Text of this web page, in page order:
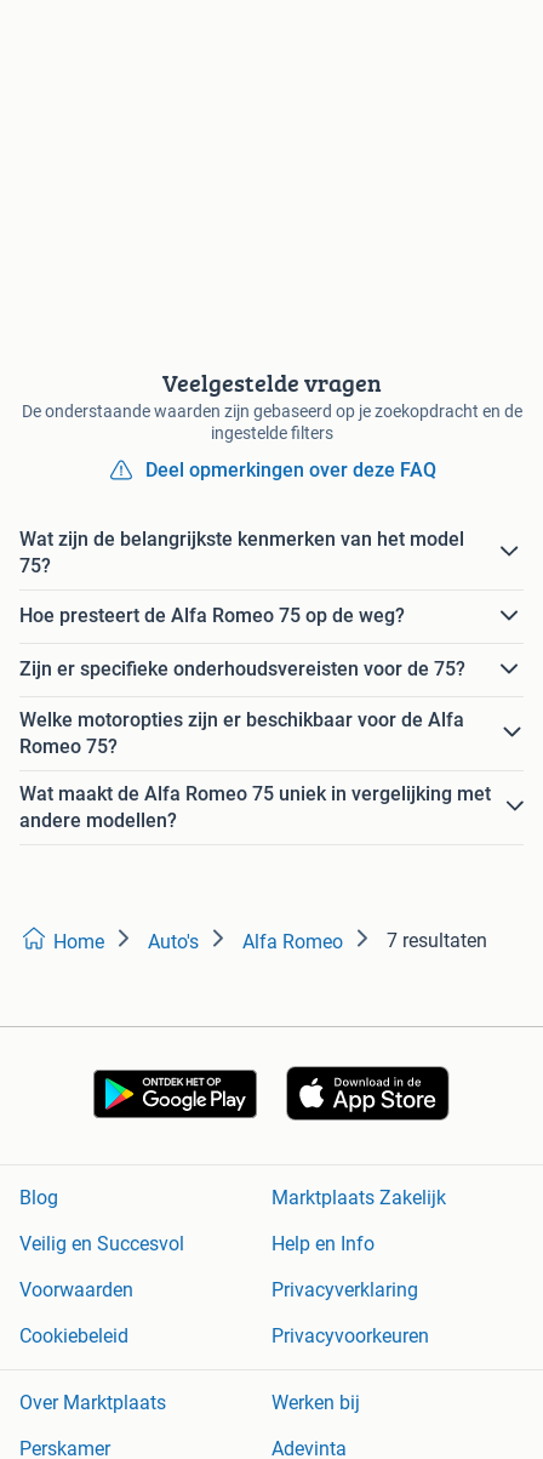
Veelgestelde vragen
De onderstaande waarden zijn gebaseerd op je zoekopdracht en de
ingestelde filters
Deel opmerkingen over deze FAQ
Wat zijn de belangrijkste kenmerken van het model
75?
Hoe presteert de Alfa Romeo 75 op de weg?
Zijn er specifieke onderhoudsvereisten voor de 75?
Welke motoropties zijn er beschikbaar voor de Alfa
Romeo 75?
Wat maakt de Alfa Romeo 75 uniek in vergelijking met
andere modellen?
Home Auto's Alfa Romeo 7 resultaten
Blog
Marktplaats Zakelijk
Veilig en Succesvol
Help en Info
Voorwaarden
Privacyverklaring
Cookiebeleid
Privacyvoorkeuren
Over Marktplaats
Werken bij
Perskamer
Adevinta